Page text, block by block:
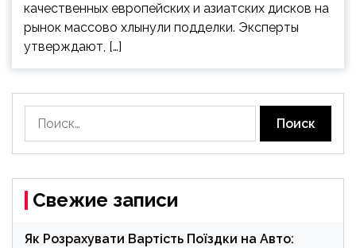
качественных европейских и азиатских дисков на
рынок массово хлынули подделки. Эксперты
утверждают, […]
Свежие записи
Як Розрахувати Вартість Поїздки на Авто: